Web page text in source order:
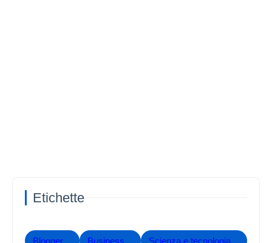
Etichette
Blogger Business Scienza e tecnologia